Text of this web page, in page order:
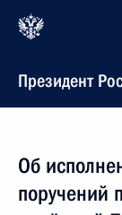
Президент
Об
поручений